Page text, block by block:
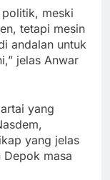
politik, meski
tetapi mesin
andalan untuk
jelas Anwar
yang
yang jelas
masa